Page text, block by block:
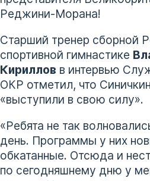
Реджини-Морана!
Старший тренер сборной
спортивной гимнастике
Кириллов в интервью
ОКР отметил, что
«выступили в свою силу».
«Ребята не так
день. Программы у них
обкатанные. Отсюда и
по сегодняшнему дню у